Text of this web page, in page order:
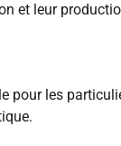
et leur
les